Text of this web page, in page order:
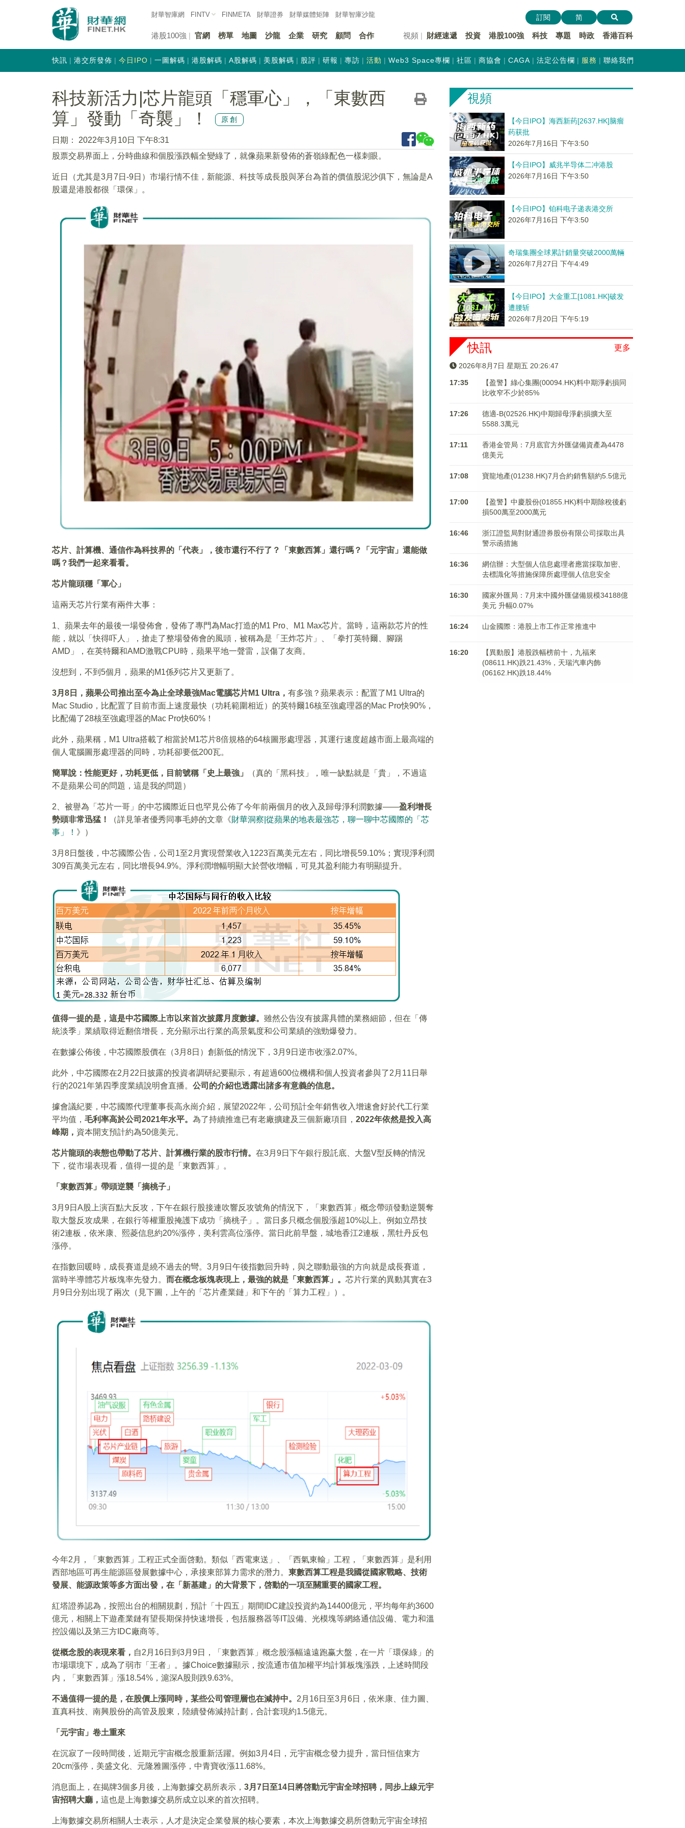
財華智庫網 FINTV FINMETA 財華證券 財華媒體矩陣 財華智庫沙龍
港股100強 官網 榜單 地圖 沙龍 企業 研究 顧問 合作 視頻 財經速遞 投資 港股100強 科技 專題 時政 香港百科
訂閱 简
快訊 港交所發佈 今日IPO 一圖解碼 港股解碼 A股解碼 美股解碼 股評 研報 專訪 活動 Web3 Space專欄 社區 商協會 CAGA 法定公告欄 服務 聯絡我們
科技新活力|芯片龍頭「穩軍心」，「東數西
算」發動「奇襲」！
原創
日期：
2022年3月10日 下午8:31
股票交易界面上，分時曲線和個股漲跌幅全變綠了，就像蘋果新發佈的蒼嶺綠配色一樣刺眼。
近日（尤其是3月7日-9日）市場行情不佳，新能源、科技等成長股與茅台為首的價值股泥沙俱下，無論是A
股還是港股都很「環保」。
芯片、計算機、通信作為科技界的「代表」，後市還行不行了？「東數西算」還行嗎？「元宇宙」還能做
嗎？我們一起來看看。
芯片龍頭穩「軍心」
這兩天芯片行業有兩件大事：
1、蘋果去年的最後一場發佈會，發佈了專門為Mac打造的M1 Pro、M1 Max芯片。當時，這兩款芯片的性
能，就以「快得吓人」，搶走了整場發佈會的風頭，被稱為是「王炸芯片」、「拳打英特爾、腳踢
AMD」，在英特爾和AMD激戰CPU時，蘋果平地一聲雷，誤傷了友商。
沒想到，不到5個月，蘋果的M1係列芯片又更新了。
3月8日，蘋果公司推出至今為止全球最強Mac電腦芯片M1 Ultra， 有多強？蘋果表示：配置了M1 Ultra的
Mac Studio，比配置了目前市面上速度最快（功耗範圍相近）的英特爾16核至強處理器的Mac Pro快90%，
比配備了28核至強處理器的Mac Pro快60%！
此外，蘋果稱，M1 Ultra搭載了相當於M1芯片8倍規格的64核圖形處理器，其運行速度超越市面上最高端的
個人電腦圖形處理器的同時，功耗卻要低200瓦。
簡單說：性能更好，功耗更低，目前號稱「史上最強」
（真的「黑科技」，唯一缺點就是「貴」，不過這
不是蘋果公司的問題，這是我的問題）
2、被譽為「芯片一哥」的中芯國際近日也罕見公佈了今年前兩個月的收入及歸母淨利潤數據——盈利增長
勢頭非常迅猛！
（詳見筆者優秀同事毛婷的文章《財華洞察|從蘋果的地表最強芯，聊一聊中芯國際的「芯
事」！ 》）
3月8日盤後，中芯國際公告，公司1至2月實現營業收入1223百萬美元左右，同比增長59.10%；實現淨利潤
309百萬美元左右，同比增長94.9%。淨利潤增幅明顯大於營收增幅，可見其盈利能力有明顯提升。
值得一提的是，這是中芯國際上市以來首次披露月度數據。 雖然公告沒有披露具體的業務細節，但在「傳
統淡季」業績取得近翻倍增長，充分顯示出行業的高景氣度和公司業績的強勁爆發力。
在數據公佈後，中芯國際股價在（3月8日）創新低的情況下，3月9日逆市收漲2.07%。
此外，中芯國際在2月22日披露的投資者調研紀要顯示，有超過600位機構和個人投資者參與了2月11日舉
行的2021年第四季度業績說明會直播。 公司的介紹也透露出諸多有意義的信息。
據會議紀要，中芯國際代理董事長高永崗介紹，展望2022年，公司預計全年銷售收入增速會好於代工行業
平均值， 毛利率高於公司2021年水平。 為了持續推進已有老廠擴建及三個新廠項目， 2022年依然是投入高
峰期， 資本開支預計約為50億美元。
芯片龍頭的表態也帶動了芯片、計算機行業的股市行情。 在3月9日下午銀行股託底、大盤V型反轉的情況
下，從市場表現看，值得一提的是「東數西算」。
「東數西算」帶頭逆襲「摘桃子」
3月9日A股上演百點大反攻，下午在銀行股接連吹響反攻號角的情況下，「東數西算」概念帶頭發動逆襲奪
取大盤反攻成果，在銀行等權重股掩護下成功「摘桃子」。當日多只概念個股漲超10%以上。例如立昂技
術2連板，依米康、熙菱信息約20%漲停，美利雲高位漲停。當日此前早盤，城地香江2連板，黑牡丹反包
漲停。
在指數回暖時，成長賽道是繞不過去的彎。3月9日午後指數回升時，與之聯動最強的方向就是成長賽道，
當時半導體芯片板塊率先發力。 而在概念板塊表現上，最強的就是「東數西算」。 芯片行業的異動其實在3
月9日分别出現了兩次（見下圖，上午的「芯片產業鏈」和下午的「算力工程」）。
今年2月，「東數西算」工程正式全面啓動。類似「西電東送」、「西氣東輸」工程，「東數西算」是利用
西部地區可再生能源區發展數據中心，承接東部算力需求的潛力。 東數西算工程是我國從國家戰略、技術
發展、能源政策等多方面出發，在「新基建」的大背景下，啓動的一項至關重要的國家工程。
紅塔證券認為，按照出台的相關規劃，預計「十四五」期間IDC建設投資約為14400億元，平均每年約3600
億元，相關上下遊產業鏈有望長期保持快速增長，包括服務器等IT設備、光模塊等網絡通信設備、電力和溫
控設備以及第三方IDC廠商等。
從概念股的表現來看， 自2月16日到3月9日，「東數西算」概念股漲幅遠遠跑赢大盤，在一片「環保綠」的
市場環境下，成為了弱市「王者」。據Choice數據顯示，按流通市值加權平均計算板塊漲跌，上述時間段
内，「東數西算」漲18.54%，滬深A股則跌9.63%。
不過值得一提的是，在股價上漲同時，某些公司管理層也在減持中。 2月16日至3月6日，依米康、佳力圖、
直真科技、南興股份的高管及股東，陸續發佈減持計劃，合計套現約1.5億元。
「元宇宙」卷土重來
在沉寂了一段時間後，近期元宇宙概念股重新活躍。例如3月4日，元宇宙概念發力提升，當日恒信東方
20cm漲停，美盛文化、元隆雅圖漲停，中青寶收漲11.68%。
消息面上，在揭牌3個多月後，上海數據交易所表示， 3月7日至14日將啓動元宇宙全球招聘，同步上線元宇
宙招聘大廳， 這也是上海數據交易所成立以來的首次招聘。
上海數據交易所相關人士表示，人才是決定企業發展的核心要素，本次上海數據交易所啓動元宇宙全球招
視頻
【今日IPO】海西新药[2637.HK]脑瘤
药获批
2026年7月16日 下午3:50
【今日IPO】威兆半导体二冲港股
2026年7月16日 下午3:50
【今日IPO】铂科电子递表港交所
2026年7月16日 下午3:50
奇瑞集團全球累計銷量突破2000萬輛
2026年7月27日 下午4:49
【今日IPO】大金重工[1081.HK]破发
遭腰斩
2026年7月20日 下午5:19
更多
快訊
2026年8月7日 星期五 20:26:48
17:35
【盈警】綠心集團(00094.HK)料中期淨虧損同
比收窄不少於85%
17:26
德適-B(02526.HK)中期歸母淨虧損擴大至
5588.3萬元
17:11
香港金管局：7月底官方外匯儲備資產為4478
億美元
17:08 寶龍地產(01238.HK)7月合約銷售額約5.5億元
17:00
【盈警】中慶股份(01855.HK)料中期除稅後虧
損500萬至2000萬元
16:46
浙江證監局對財通證券股份有限公司採取出具
警示函措施
16:36
網信辦：大型個人信息處理者應當採取加密、
去標識化等措施保障所處理個人信息安全
16:30
國家外匯局：7月末中國外匯儲備規模34188億
美元 升幅0.07%
16:24 山金國際：港股上市工作正常推進中
16:20
【異動股】港股跌幅榜前十，九福來
(08611.HK)跌21.43%，天瑞汽車内飾
(06162.HK)跌18.44%